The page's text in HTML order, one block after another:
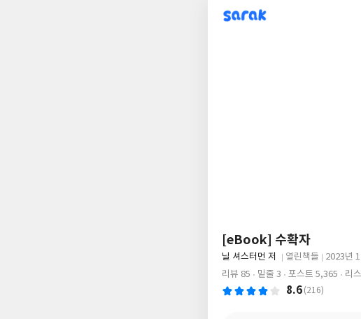
sarak
[eBook] 수확자
글
쓴
닐 셔스터먼 저
출
사
열린책들
출
판
일
2023년
리뷰 85
밑줄 3 포스트 5,365 리
8.6 (216)